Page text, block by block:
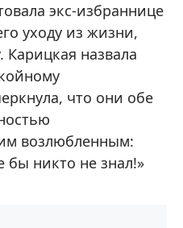
экс-избраннице
уходу из жизни,
Карицкая назвала
что они обе
возлюбленным:
бы никто не знал!»